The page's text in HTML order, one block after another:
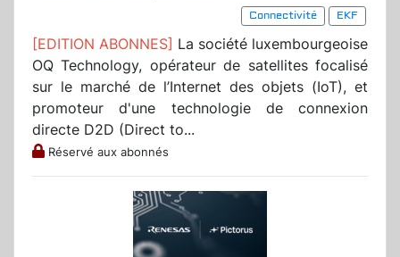
Connectivité
EKF
[EDITION ABONNES] La société luxembourgeoise
OQ Technology, opérateur de satellites focalisé
sur le marché de l’Internet des objets (IoT), et
promoteur d'une technologie de connexion
directe D2D (Direct to...
Réservé aux abonnés